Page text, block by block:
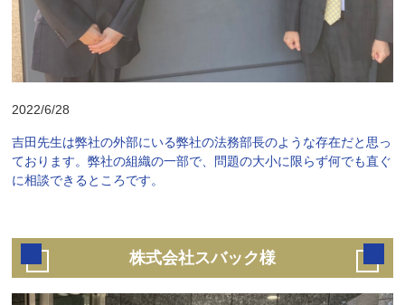
2022/6/28
吉田先生は弊社の外部にいる弊社の法務部長のような存在だと思っ
ております。弊社の組織の一部で、問題の大小に限らず何でも直ぐ
に相談できるところです。
株式会社スバック様